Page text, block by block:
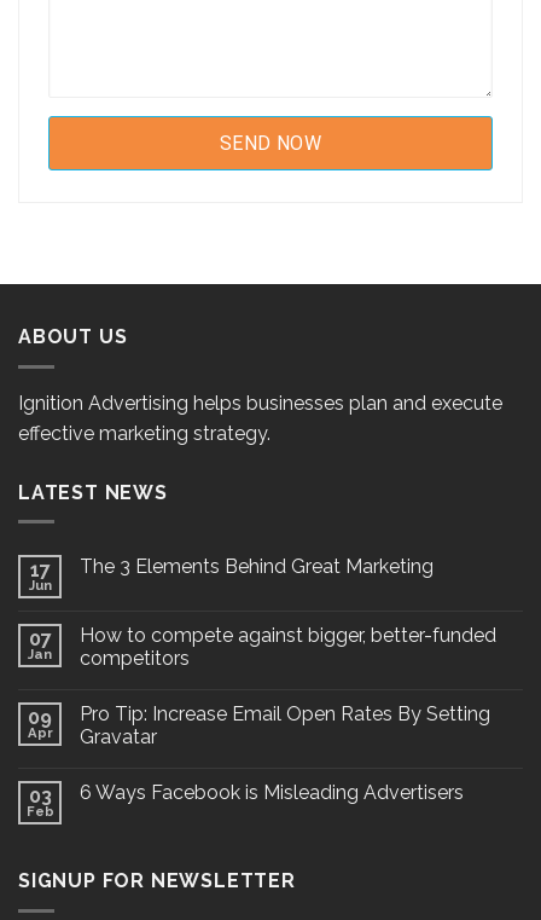
ABOUT US
Ignition Advertising helps businesses plan and execute
effective marketing strategy.
LATEST NEWS
17
Jun
The 3 Elements Behind Great Marketing
07
Jan
How to compete against bigger, better-funded
competitors
09
Apr
Pro Tip: Increase Email Open Rates By Setting
Gravatar
03
Feb
6 Ways Facebook is Misleading Advertisers
SIGNUP FOR NEWSLETTER